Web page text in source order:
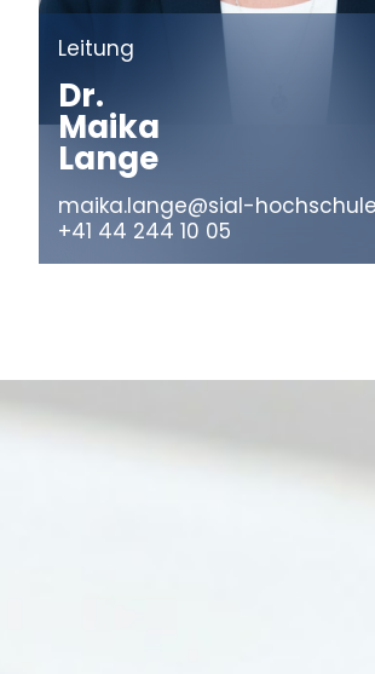
Leitung
Dr.
Maika
Lange
maika.lange@sial-
+41 44 244 10 05